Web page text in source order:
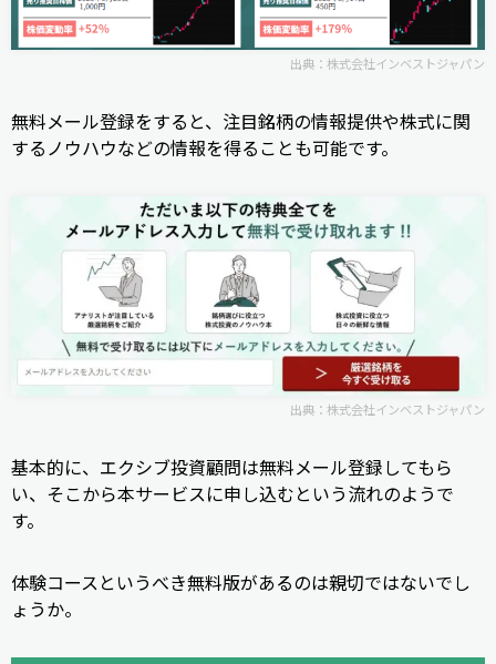
出典： 株式会社インベストジャパン
無料メール登録をすると、注目銘柄の情報提供や株式に関
するノウハウなどの情報を得ることも可能です。
出典： 株式会社インベストジャパン
基本的に、エクシブ投資顧問は無料メール登録してもら
い、そこから本サービスに申し込むという流れのようで
す。
体験コースというべき無料版があるのは親切ではないでし
ょうか。